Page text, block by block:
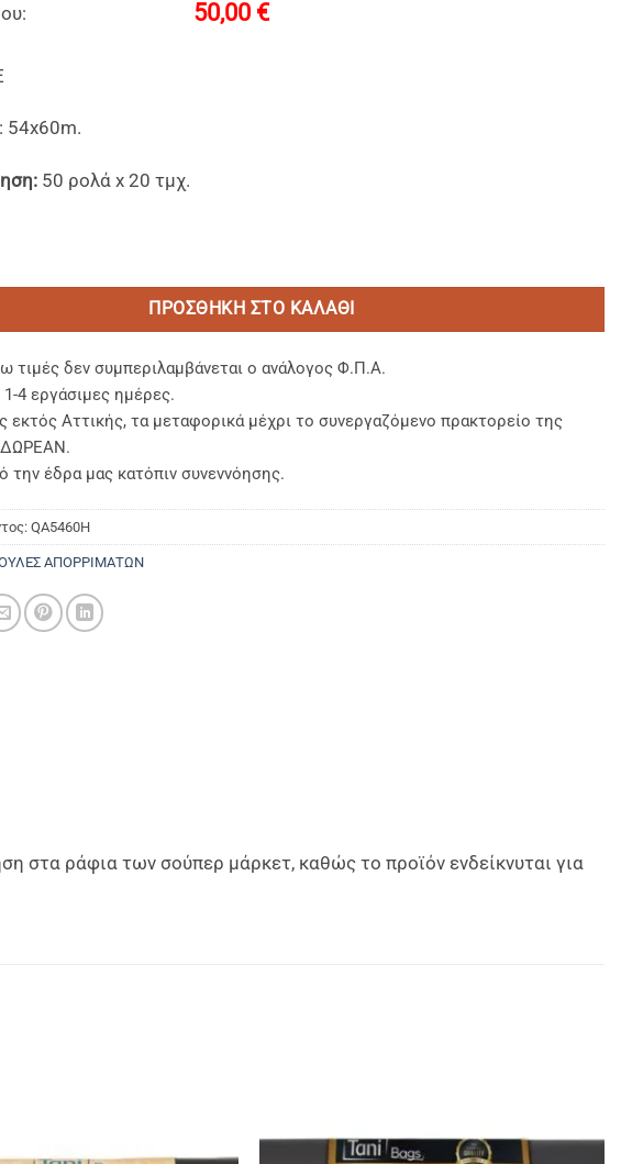
50,00 €
: 54x60m.
50 ρολά x 20 τμχ.
ΠΡΟΣΘΉΚΗ ΣΤΟ ΚΑΛΆΘΙ
τιμές δεν συμπεριλαμβάνεται ο ανάλογος Φ.Π.Α.
4 εργάσιμες ημέρες.
εκτός Αττικής, τα μεταφορικά μέχρι το συνεργαζόμενο πρακτορείο της
ΔΩΡΕΑΝ.
την έδρα μας κατόπιν συνεννόησης.
QA5460H
ΑΠΟΡΡΙΜΑΤΩΝ
στα ράφια των σούπερ μάρκετ, καθώς το προϊόν ενδείκνυται για